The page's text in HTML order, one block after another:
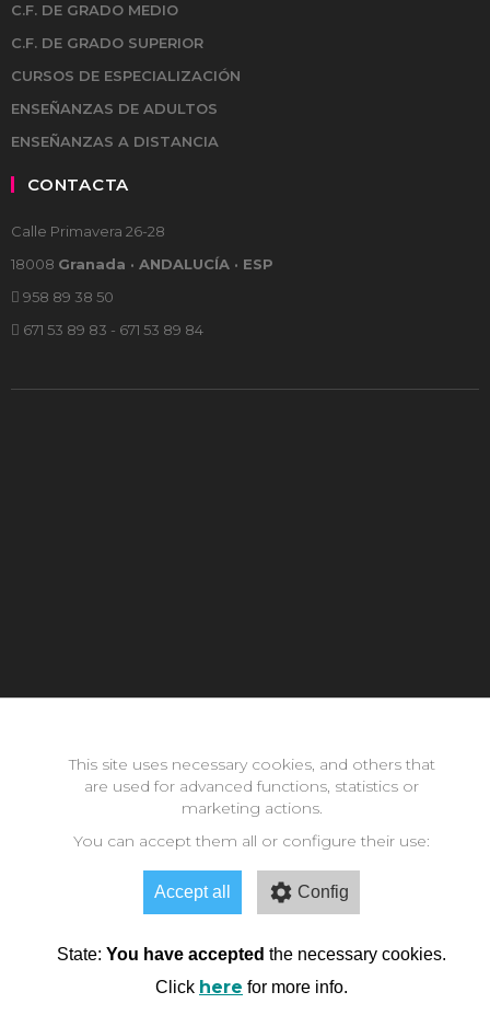
This site uses necessary cookies, and others that
are used for advanced functions, statistics or
marketing actions.
You can accept them all or configure their use:
Accept all Config
State: You have accepted the necessary cookies.
Click here for more info.
C.F. DE GRADO MEDIO
C.F. DE GRADO SUPERIOR
CURSOS DE ESPECIALIZACIÓN
ENSEÑANZAS DE ADULTOS
ENSEÑANZAS A DISTANCIA
CONTACTA
Calle Primavera 26-28
18008 Granada · ANDALUCÍA · ESP
958 89 38 50
671 53 89 83 - 671 53 89 84
Copyright © 2026 neomode - IES Zaidín Vergeles - Granada -
Andalucía